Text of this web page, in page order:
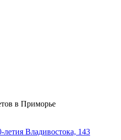
в Приморье
летия Владивостока, 143